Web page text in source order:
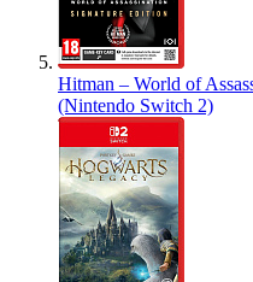
Hitman – World of
(Nintendo Switch 2)